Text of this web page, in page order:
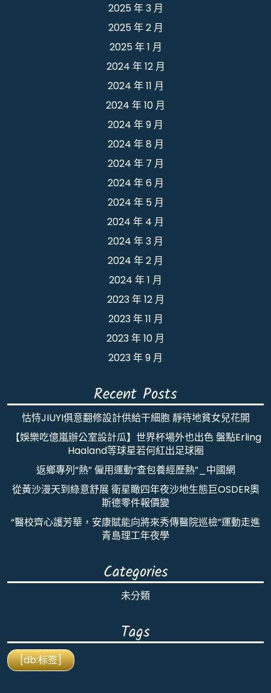
2025 年 3 月
2025 年 2 月
2025 年 1 月
2024 年 12 月
2024 年 11 月
2024 年 10 月
2024 年 9 月
2024 年 8 月
2024 年 7 月
2024 年 6 月
2024 年 5 月
2024 年 4 月
2024 年 3 月
2024 年 2 月
2024 年 1 月
2023 年 12 月
2023 年 11 月
2023 年 10 月
2023 年 9 月
Recent Posts
怙恃JIUYI俱意翻修設計供給干細胞 靜待地貧女兒花開
【娛樂吃億嵐辦公室設計瓜】世界杯場外也出色 盤點Erling
Haaland等球星若何紅出足球圈
返鄉專列“熱” 僱用運動“查包養經歷熱”_中國網
從黃沙漫天到綠意舒展 衛星瞰四年夜沙地生態巨OSDER奧
斯德零件報價變
“醫校齊心護芳華，安康賦能向將來秀傳醫院巡檢”運動走進
青島理工年夜學
Categories
未分類
Tags
[db:标签]